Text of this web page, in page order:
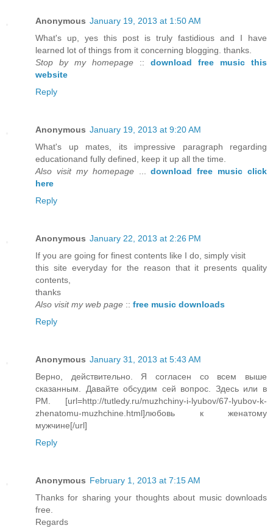
Anonymous January 19, 2013 at 1:50 AM
What's up, yes this post is truly fastidious and I have
learned lot of things from it concerning blogging. thanks.
Stop by my homepage :: download free music this
website
Reply
Anonymous January 19, 2013 at 9:20 AM
What's up mates, its impressive paragraph regarding
educationand fully defined, keep it up all the time.
Also visit my homepage...download free music click
here
Reply
Anonymous January 22, 2013 at 2:26 PM
If you are going for finest contents like I do, simply visit
this site everyday for the reason that it presents quality
contents,
thanks
Also visit my web page :: free music downloads
Reply
Anonymous January 31, 2013 at 5:43 AM
Верно, действительно. Я согласен со всем выше
сказанным. Давайте обсудим сей вопрос. Здесь или в
PM. [url=http://tutledy.ru/muzhchiny-i-lyubov/67-lyubov-k-
zhenatomu-muzhchine.html]любовь к женатому
мужчине[/url]
Reply
Anonymous February 1, 2013 at 7:15 AM
Thanks for sharing your thoughts about music downloads
free.
Regards